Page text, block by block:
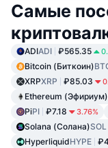
Самые
ADIADI ₽565.35
Bitcoin (Биткоин)
XRPXRP ₽85.03
Ethereum (Эфириум)
PiPI ₽7.18 3.76%
Solana (Солана)SOL
HyperliquidHYPE